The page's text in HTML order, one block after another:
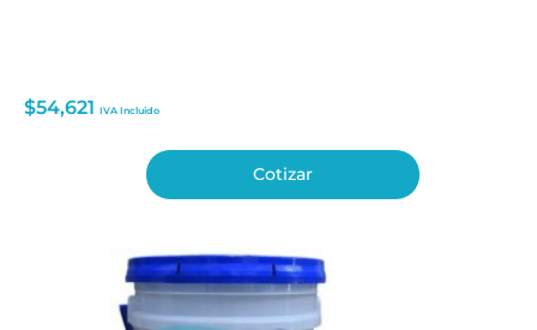
$54,621 IVA Incluido
Cotizar